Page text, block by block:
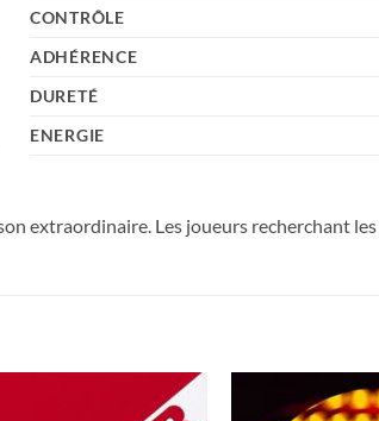
CONTRÔLE
ADHÉRENCE
DURETÉ
ENERGIE
extraordinaire. Les joueurs recherchant